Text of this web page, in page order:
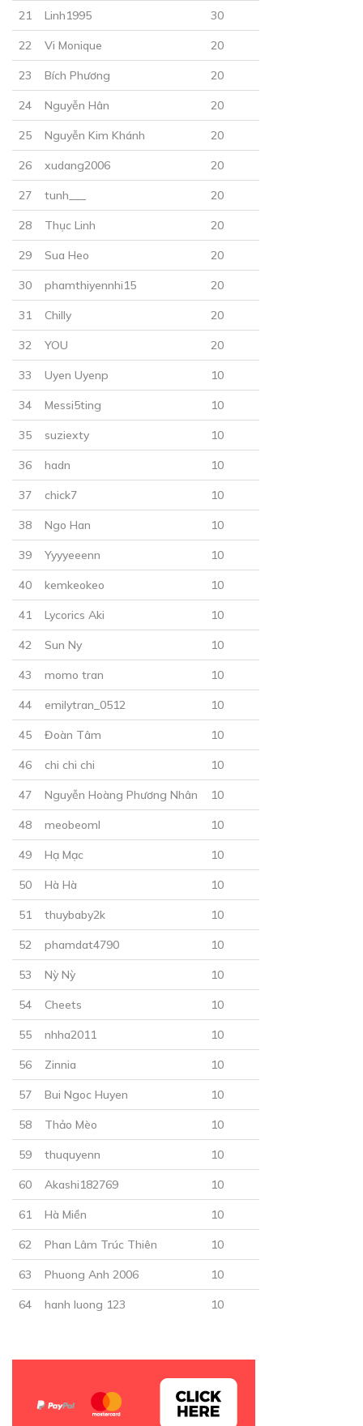
CHƯƠNG 19
Dịu dàng hơn một chút được không?
16/12/2018
CHƯƠNG 20
Sự hiểu lầm
17/12/2018
CHƯƠNG 21
18/12/2018
CHƯƠNG 22
Lễ xưng danh
19/12/2018
CHƯƠNG 23
Phân chó và món quà
20/12/2018
CHƯƠNG 24
Nhìn thấy anh, tim em đau lắm
21/12/2018
Đêm hôm ấy
21 Linh1995 30
22 Vi Monique 20
23 Bích Phương 20
24 Nguyễn Hân 20
25 Nguyễn Kim Khánh 20
26 xudang2006 20
27 tunh___ 20
28 Thục Linh 20
29 Sua Heo 20
30 phamthiyennhi15 20
31 Chilly 20
32 YOU 20
33 Uyen Uyenp 10
34 Messi5ting 10
35 suziexty 10
36 hadn 10
37 chick7 10
38 Ngo Han 10
39 Yyyyeeenn 10
40 kemkeokeo 10
41 Lycorics Aki 10
42 Sun Ny 10
43 momo tran 10
44 emilytran_0512 10
45 Đoàn Tâm 10
46 chi chi chi 10
47 Nguyễn Hoàng Phương Nhân 10
48 meobeoml 10
49 Hạ Mạc 10
50 Hà Hà 10
51 thuybaby2k 10
52 phamdat4790 10
53 Nỳ Nỳ 10
54 Cheets 10
55 nhha2011 10
56 Zinnia 10
57 Bui Ngoc Huyen 10
58 Thảo Mèo 10
59 thuquyenn 10
60 Akashi182769 10
61 Hà Miền 10
62 Phan Lâm Trúc Thiên 10
63 Phuong Anh 2006 10
64 hanh luong 123 10